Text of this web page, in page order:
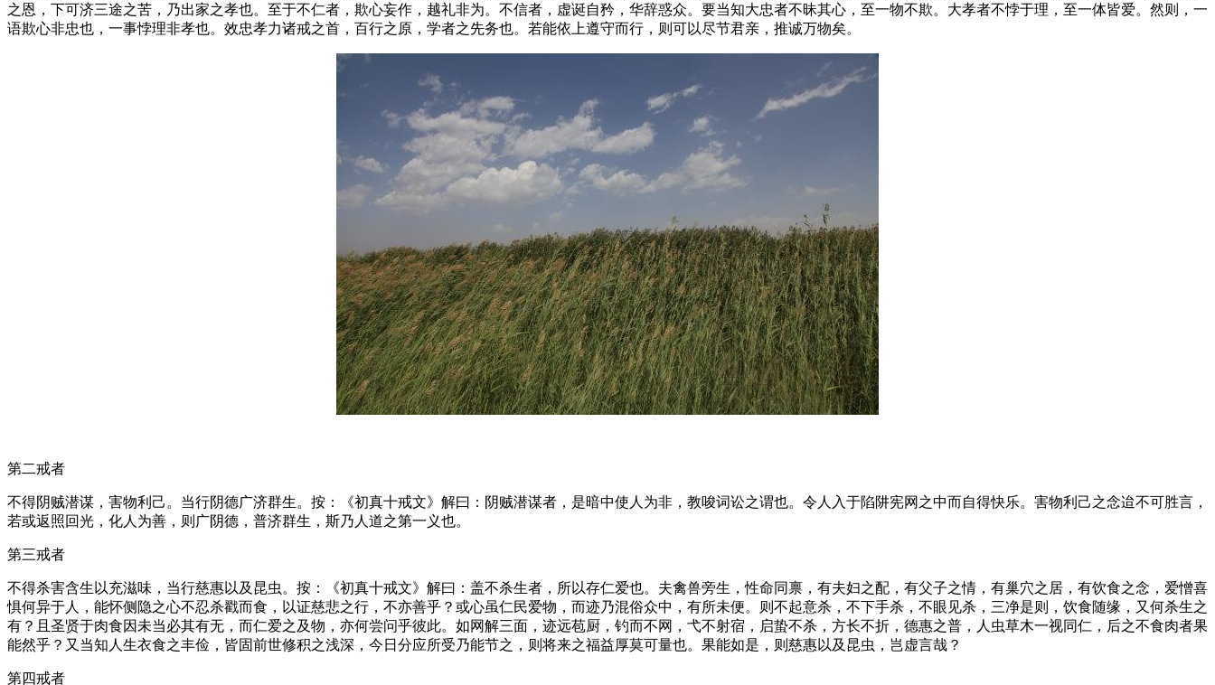
之恩，下可济三途之苦，乃出家之孝也。至于不仁者，欺心妄作，越礼非为。不信者，虚诞自矜，华辞惑众。要当知大忠者不昧其心，至一物不欺。大孝者不悖于理，至一体皆爱。然则，一
语欺心非忠也，一事悖理非孝也。效忠孝力诸戒之首，百行之原，学者之先务也。若能依上遵守而行，则可以尽节君亲，推诚万物矣。
第二戒者
不得阴贼潜谋，害物利己。当行阴德广济群生。按：《初真十戒文》解曰：阴贼潜谋者，是暗中使人为非，教唆词讼之谓也。令人入于陷阱宪网之中而自得快乐。害物利己之念迨不可胜言，
若或返照回光，化人为善，则广阴德，普济群生，斯乃人道之第一义也。
第三戒者
不得杀害含生以充滋味，当行慈惠以及昆虫。按：《初真十戒文》解曰：盖不杀生者，所以存仁爱也。夫禽兽旁生，性命同禀，有夫妇之配，有父子之情，有巢穴之居，有饮食之念，爱憎喜
惧何异于人，能怀侧隐之心不忍杀戳而食，以证慈悲之行，不亦善乎？或心虽仁民爱物，而迹乃混俗众中，有所未便。则不起意杀，不下手杀，不眼见杀，三净是则，饮食随缘，又何杀生之
有？且圣贤于肉食因未当必其有无，而仁爱之及物，亦何尝问乎彼此。如网解三面，迹远苞厨，钓而不网，弋不射宿，启蛰不杀，方长不折，德惠之普，人虫草木一视同仁，后之不食肉者果
能然乎？又当知人生衣食之丰俭，皆固前世修积之浅深，今日分应所受乃能节之，则将来之福益厚莫可量也。果能如是，则慈惠以及昆虫，岂虚言哉？
第四戒者